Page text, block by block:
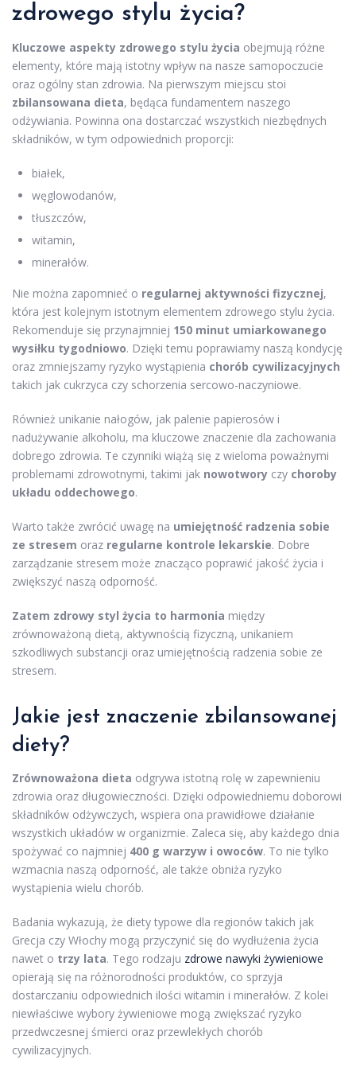
zdrowego stylu życia?
Kluczowe aspekty zdrowego stylu życia obejmują różne
elementy, które mają istotny wpływ na nasze samopoczucie
oraz ogólny stan zdrowia. Na pierwszym miejscu stoi
zbilansowana dieta, będąca fundamentem naszego
odżywiania. Powinna ona dostarczać wszystkich niezbędnych
składników, w tym odpowiednich proporcji:
białek,
węglowodanów,
tłuszczów,
witamin,
minerałów.
Nie można zapomnieć o regularnej aktywności fizycznej,
która jest kolejnym istotnym elementem zdrowego stylu życia.
Rekomenduje się przynajmniej 150 minut umiarkowanego
wysiłku tygodniowo. Dzięki temu poprawiamy naszą kondycję
oraz zmniejszamy ryzyko wystąpienia chorób cywilizacyjnych
takich jak cukrzyca czy schorzenia sercowo-naczyniowe.
Również unikanie nałogów, jak palenie papierosów i
nadużywanie alkoholu, ma kluczowe znaczenie dla zachowania
dobrego zdrowia. Te czynniki wiążą się z wieloma poważnymi
problemami zdrowotnymi, takimi jak nowotwory czy choroby
układu oddechowego.
Warto także zwrócić uwagę na umiejętność radzenia sobie
ze stresem oraz regularne kontrole lekarskie. Dobre
zarządzanie stresem może znacząco poprawić jakość życia i
zwiększyć naszą odporność.
Zatem zdrowy styl życia to harmonia między
zrównoważoną dietą, aktywnością fizyczną, unikaniem
szkodliwych substancji oraz umiejętnością radzenia sobie ze
stresem.
Jakie jest znaczenie zbilansowanej
diety?
Zrównoważona dieta odgrywa istotną rolę w zapewnieniu
zdrowia oraz długowieczności. Dzięki odpowiedniemu doborowi
składników odżywczych, wspiera ona prawidłowe działanie
wszystkich układów w organizmie. Zaleca się, aby każdego dnia
spożywać co najmniej 400 g warzyw i owoców. To nie tylko
wzmacnia naszą odporność, ale także obniża ryzyko
wystąpienia wielu chorób.
Badania wykazują, że diety typowe dla regionów takich jak
Grecja czy Włochy mogą przyczynić się do wydłużenia życia
nawet o trzy lata. Tego rodzaju zdrowe nawyki żywieniowe
opierają się na różnorodności produktów, co sprzyja
dostarczaniu odpowiednich ilości witamin i minerałów. Z kolei
niewłaściwe wybory żywieniowe mogą zwiększać ryzyko
przedwczesnej śmierci oraz przewlekłych chorób
cywilizacyjnych.